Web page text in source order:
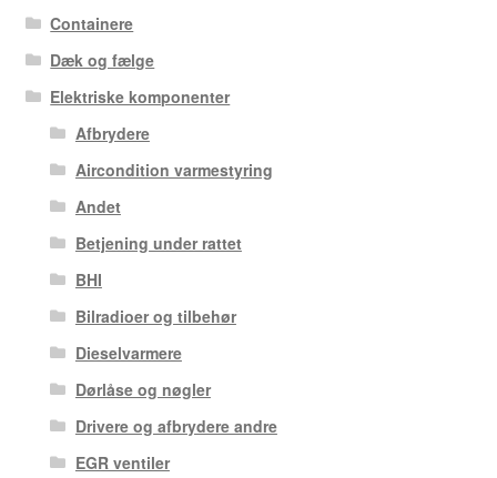
Containere
Dæk og fælge
Elektriske komponenter
Afbrydere
Aircondition varmestyring
Andet
Betjening under rattet
BHI
Bilradioer og tilbehør
Dieselvarmere
Dørlåse og nøgler
Drivere og afbrydere andre
EGR ventiler